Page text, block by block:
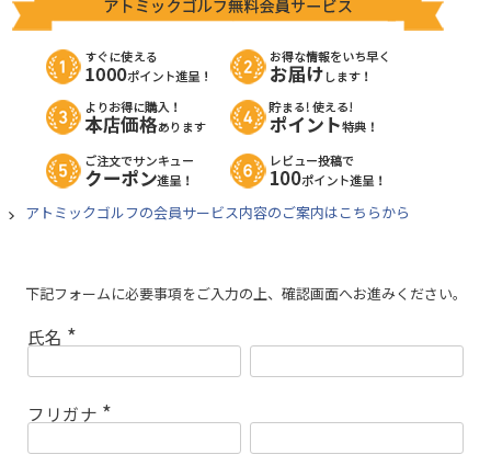
アトミックゴルフの会員サービス内容のご案内はこちらから
下記フォームに必要事項をご入力の上、確認画面へお進みください。
氏名
(
必
)
フリガナ
(
必